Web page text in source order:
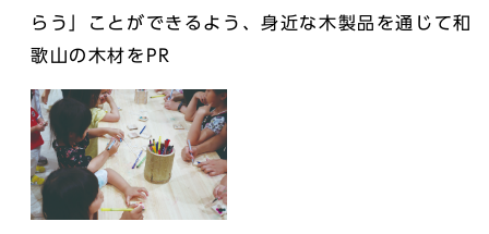
らう」ことができるよう、身近な木製品を通じて和
歌山の木材をPR